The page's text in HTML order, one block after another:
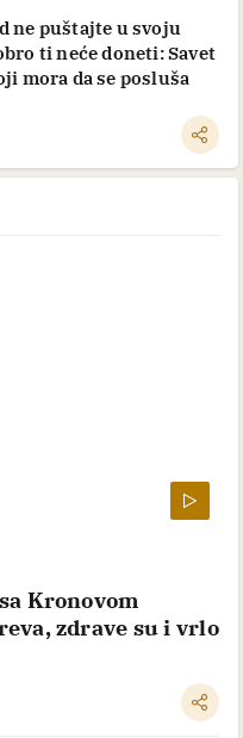
ne puštajte u svoju
ti neće doneti: Savet
mora da se posluša
Kronovom
zdrave su i vrlo